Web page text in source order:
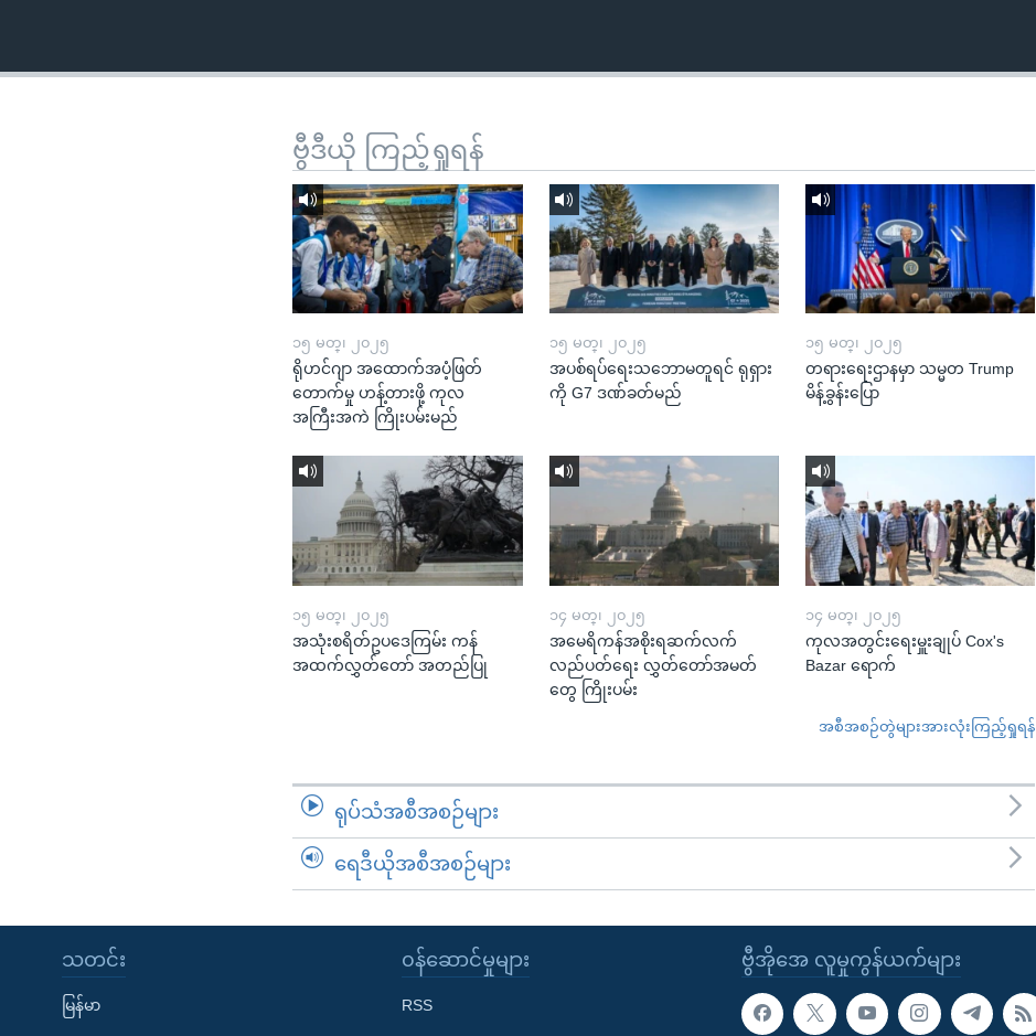
ရန်
ဗွီဒီယို ကြည့်ရှုရန်
၁၅ မတ္၊ ၂၀၂၅
ရိုဟင်ဂျာ အထောက်အပံ့ဖြတ်
တောက်မှု ဟန့်တားဖို့ ကုလ
အကြီးအကဲ ကြိုးပမ်းမည်
၁၅ မတ္၊ ၂၀၂၅
အပစ်ရပ်ရေးသဘောမတူရင် ရုရှား
ကို G7 ဒဏ်ခတ်မည်
၁၅ မတ္၊ ၂၀၂၅
တရားရေးဌာနမှာ သမ္မတ Trump
မိန့်ခွန်းပြော
၁၅ မတ္၊ ၂၀၂၅
အသုံးစရိတ်ဥပဒေကြမ်း ကန်
အထက်လွှတ်တော် အတည်ပြု
၁၄ မတ္၊ ၂၀၂၅
အမေရိကန်အစိုးရဆက်လက်
လည်ပတ်ရေး လွှတ်တော်အမတ်
တွေ ကြိုးပမ်း
၁၄ မတ္၊ ၂၀၂၅
ကုလအတွင်းရေးမှူးချုပ် Cox's
Bazar ရောက်
အစီအစဉ်တွဲများအားလုံးကြည့်ရှုရန်
ရုပ်သံအစီအစဉ်များ
ရေဒီယိုအစီအစဉ်များ
ဗွီအိုအေ လူမှုကွန်ယက်များ
သတင်း
မြန်မာ
၀န်ဆောင်မှုများ
RSS